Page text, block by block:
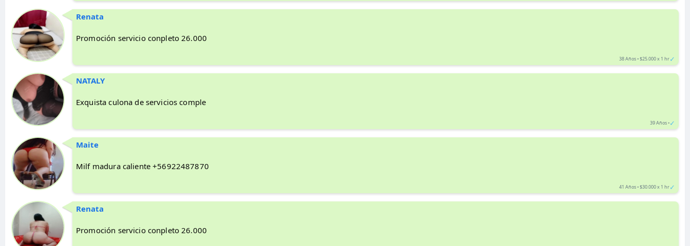
Renata
Promoción servicio conpleto 26.000
38 Años • $25.000 x 1 hr✓
NATALY
Exquista culona de servicios comple
39 Años •✓
Maite
Milf madura caliente +56922487870
41 Años • $30.000 x 1 hr✓
Renata
Promoción servicio conpleto 26.000